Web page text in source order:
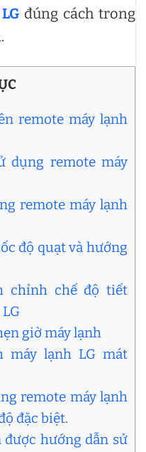
đúng cách trong
remote máy lạnh
dụng remote máy
remote máy lạnh
độ quạt và hướng
chỉnh chế độ tiết
giờ máy lạnh
máy lạnh LG mát
remote máy lạnh
đặc biệt.
được hướng dẫn sử